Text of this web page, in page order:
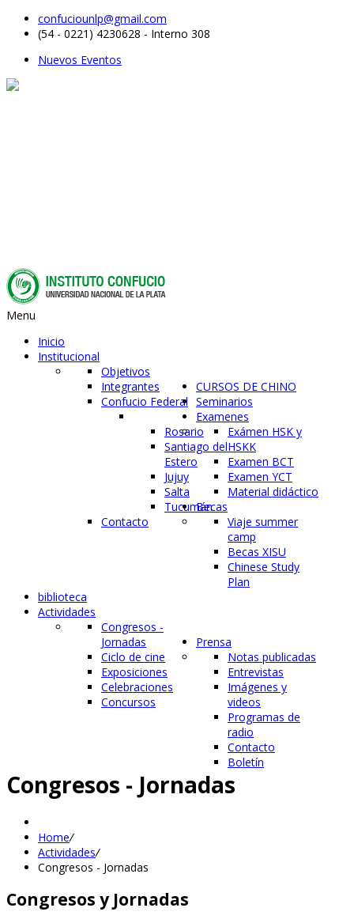
confuciounlp@gmail.com
(54 - 0221) 4230628 - Interno 308
Nuevos Eventos
Menu
Inicio
Institucional
Objetivos
Integrantes
Confucio Federal
Rosario
Santiago del
Estero
Jujuy
Salta
Tucumán
Contacto
CURSOS DE CHINO
Seminarios
Examenes
Exámen HSK y
HSKK
Examen BCT
Examen YCT
Material didáctico
Becas
Viaje summer
camp
Becas XISU
Chinese Study
Plan
biblioteca
Actividades
Congresos -
Jornadas
Ciclo de cine
Exposiciones
Celebraciones
Concursos
Prensa
Notas publicadas
Entrevistas
Imágenes y
videos
Programas de
radio
Contacto
Boletín
Congresos - Jornadas
Home/
Actividades/
Congresos - Jornadas
Congresos y Jornadas